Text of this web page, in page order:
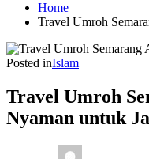
Home
Travel Umroh
Posted inIslam
Travel Umroh
Nyaman untuk